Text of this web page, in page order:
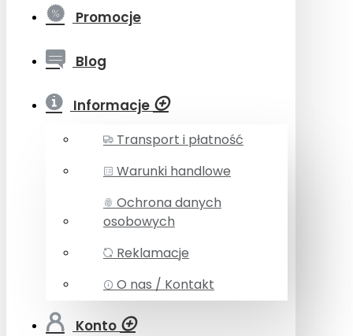
Promocje
Blog
Informacje
Transport i płatność
Warunki handlowe
Ochrona danych
osobowych
Reklamacje
O nas / Kontakt
Konto